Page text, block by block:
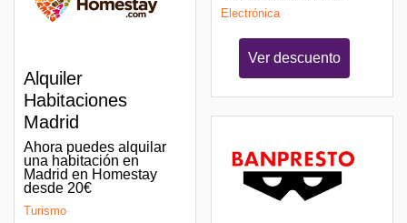
Alquiler
Habitaciones
Madrid
Ahora puedes alquilar
una habitación en
Madrid en Homestay
desde 20€
Turismo
Electrónica
Ver descuento